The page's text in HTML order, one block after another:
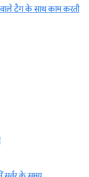
टैग के साथ काम करती